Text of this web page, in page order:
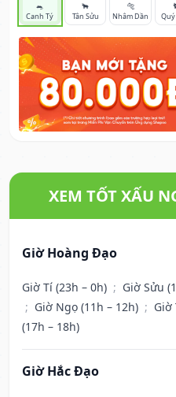
🐀
Canh Tý
🐂
Tân Sửu
🐅
Nhâm Dần
XEM TỐT XẤU
Giờ Hoàng Đạo
Giờ Tí (23h – 0h) ; Giờ Sửu
; Giờ Ngọ (11h – 12h) ; Giờ
(17h – 18h)
Giờ Hắc Đạo